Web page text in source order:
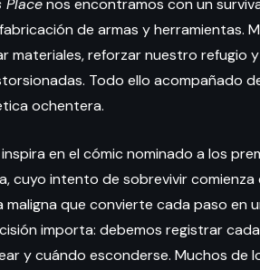
Placenos encontramos con un
de armas y herramientas.
materiales, reforzar nuestro
Todo ello acompañado
ochentera.
en el cómic nominado a los
cuyo intento de sobrevivir
maligna que convierte cada paso en
importa: debemos registrar
y cuándo esconderse. Muchos de